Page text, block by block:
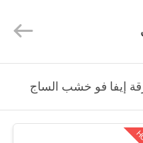
قارب
إيفا فو خشب الساج